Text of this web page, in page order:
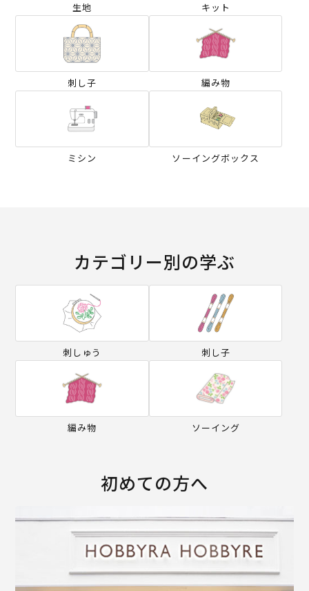
生地 キット
刺し子 編み物
ミシン ソーイングボックス
カテゴリー別の学ぶ
刺しゅう 刺し子
編み物 ソーイング
初めての方へ